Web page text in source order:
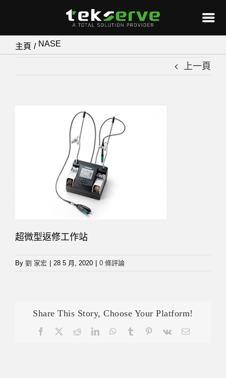
Skip
to
主頁 NASE
上一頁
超微型返修工作站
By 劉 家宏 28 5 月, 2020 0 條評論
Share This Story, Choose Your Platform!
Facebook RedditLinkedInWhatsApp
Tumblr Pinterest
Vk Email: